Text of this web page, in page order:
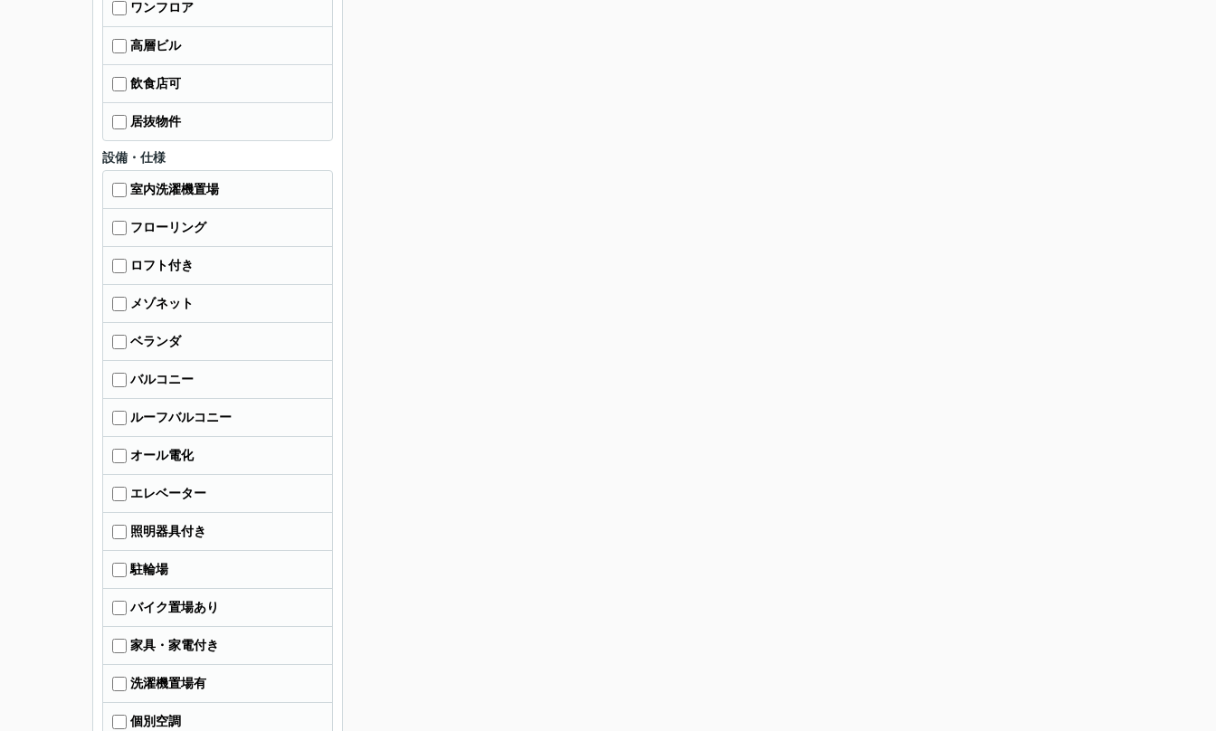
ワンフロア
高層ビル
飲食店可
居抜物件
設備・仕様
室内洗濯機置場
フローリング
ロフト付き
メゾネット
ベランダ
バルコニー
ルーフバルコニー
オール電化
エレベーター
照明器具付き
駐輪場
バイク置場あり
家具・家電付き
洗濯機置場有
個別空調